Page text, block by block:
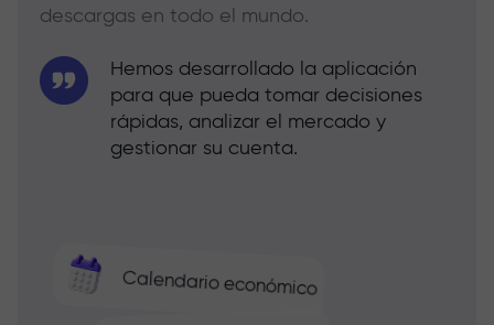
descargas en todo el mundo.
Calendario económico
Hemos desarrollado la aplicación
para que pueda tomar decisiones
rápidas, analizar el mercado y
gestionar su cuenta.